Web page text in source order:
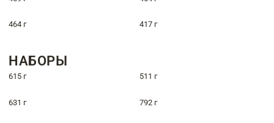
464 г 417 г
НАБОРЫ
615 г 511 г
631 г 792 г